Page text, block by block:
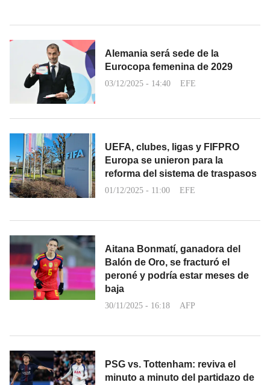
Alemania será sede de la
Eurocopa femenina de 2029
03/12/2025 - 14:40 EFE
UEFA, clubes, ligas y FIFPRO
Europa se unieron para la
reforma del sistema de traspasos
01/12/2025 - 11:00 EFE
Aitana Bonmatí, ganadora del
Balón de Oro, se fracturó el
peroné y podría estar meses de
baja
30/11/2025 - 16:18 AFP
PSG vs. Tottenham: reviva el
minuto a minuto del partidazo de